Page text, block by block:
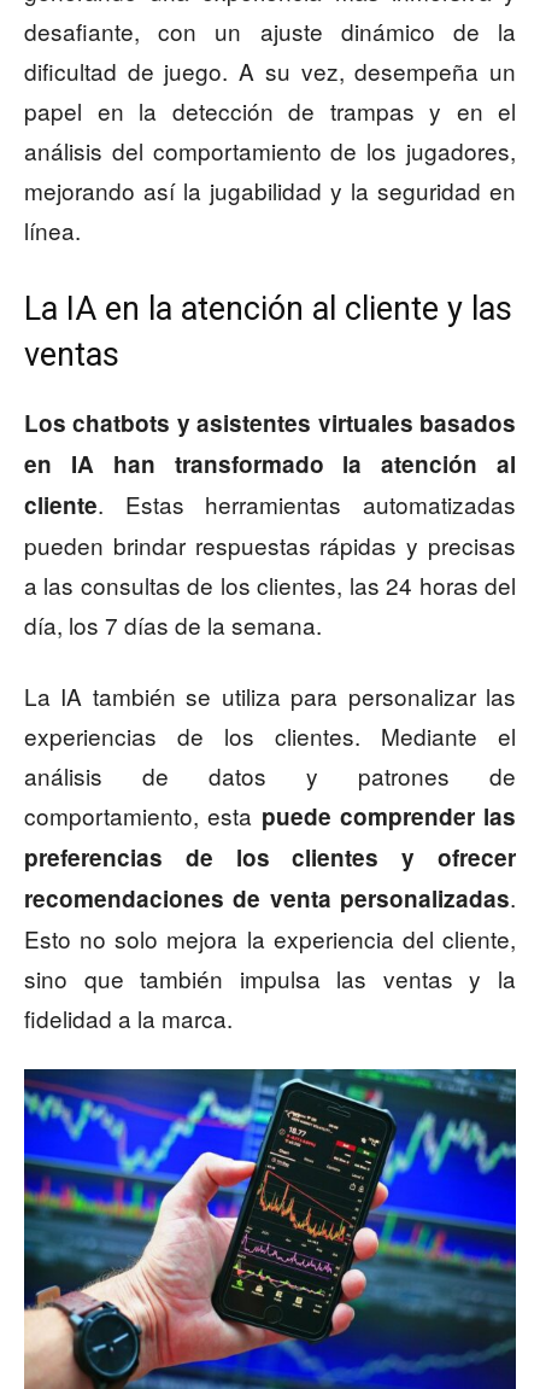
desafiante, con un ajuste dinámico de la
dificultad de juego. A su vez, desempeña un
papel en la detección de trampas y en el
análisis del comportamiento de los jugadores,
mejorando así la jugabilidad y la seguridad en
línea.
La IA en la atención al cliente y las
ventas
Los chatbots y asistentes virtuales basados
en IA han transformado la atención al
cliente. Estas herramientas automatizadas
pueden brindar respuestas rápidas y precisas
a las consultas de los clientes, las 24 horas del
día, los 7 días de la semana.
La IA también se utiliza para personalizar las
experiencias de los clientes. Mediante el
análisis de datos y patrones de
comportamiento, esta puede comprender las
preferencias de los clientes y ofrecer
recomendaciones de venta personalizadas.
Esto no solo mejora la experiencia del cliente,
sino que también impulsa las ventas y la
fidelidad a la marca.